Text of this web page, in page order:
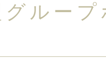
グルー